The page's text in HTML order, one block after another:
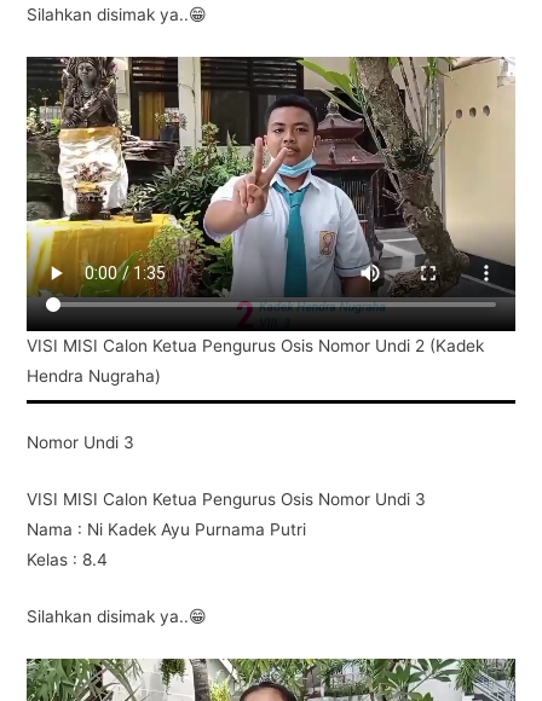
Silahkan disimak ya..😁
VISI MISI Calon Ketua Pengurus Osis Nomor Undi 2 (Kadek
Hendra Nugraha)
Nomor Undi 3
VISI MISI Calon Ketua Pengurus Osis Nomor Undi 3
Nama : Ni Kadek Ayu Purnama Putri
Kelas : 8.4
Silahkan disimak ya..😁